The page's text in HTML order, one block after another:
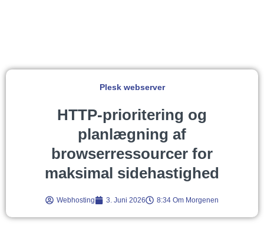
Plesk webserver
HTTP-prioritering og
planlægning af
browserressourcer for
maksimal sidehastighed
Webhosting 3. Juni 2026 8:34 Om Morgenen